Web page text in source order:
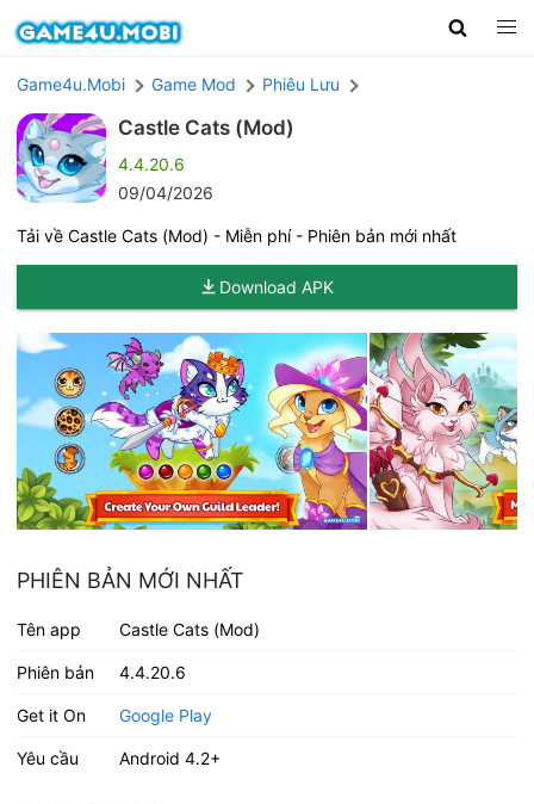
Game4u.Mobi Game Mod Phiêu Lưu
Castle Cats (Mod)
4.4.20.6
09/04/2026
Tải về Castle Cats (Mod) - Miễn phí - Phiên bản mới nhất
Download APK
PHIÊN BẢN MỚI NHẤT
Tên app Castle Cats (Mod)
Phiên bản 4.4.20.6
Get it On Google Play
Yêu cầu Android 4.2+